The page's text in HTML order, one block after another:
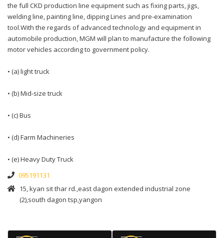
the full CKD production line equipment such as fixing parts, jigs,
welding line, painting line, dipping Lines and pre-examination
tool.With the regards of advanced technology and equipment in
automobile production, MGM will plan to manufacture the following
motor vehicles according to government policy.
• (a) light truck
• (b) Mid-size truck
• (c) Bus
• (d) Farm Machineries
• (e) Heavy Duty Truck
095191131
15, kyan sit thar rd.,east dagon extended industrial zone
(2),south dagon tsp,yangon